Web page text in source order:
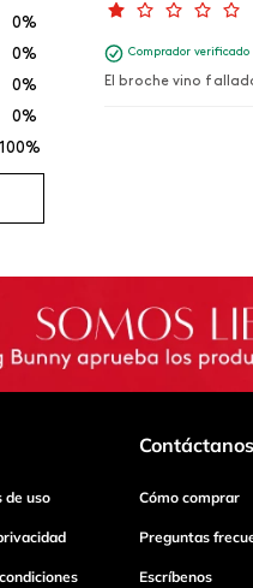
0%
0%
0%
0%
100%
Comprador verificado
El broche vino
de uso
Contáctanos
Cómo comprar
Preguntas
Escríbenos